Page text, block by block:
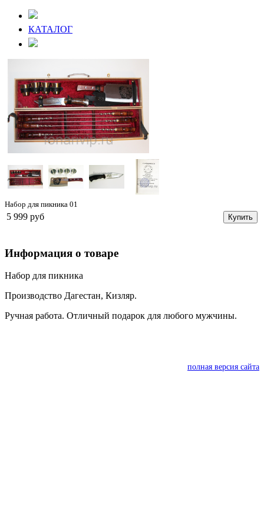
КАТАЛОГ
Набор для пикника 01
5 999 руб Купить
Информация о товаре
Набор для пикника
Производство Дагестан, Кизляр.
Ручная работа. Отличный подарок для любого мужчины.
полная версия сайта